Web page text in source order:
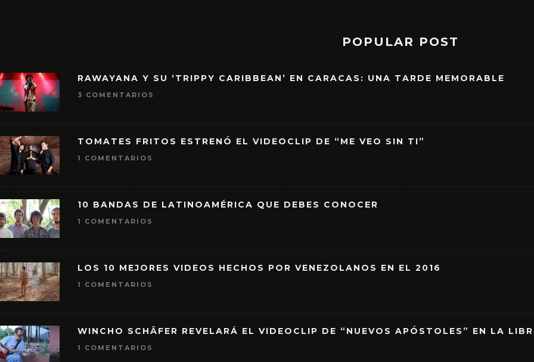
POPULAR POST
RAWAYANA Y SU ‘TRIPPY CARIBBEAN’ EN CARACAS: UNA TARDE MEMORABLE
3 COMENTARIOS
TOMATES FRITOS ESTRENÓ EL VIDEOCLIP DE “ME VEO SIN TI”
1 COMENTARIOS
10 BANDAS DE LATINOAMÉRICA QUE DEBES CONOCER
1 COMENTARIOS
LOS 10 MEJORES VIDEOS HECHOS POR VENEZOLANOS EN EL 2016
1 COMENTARIOS
WINCHO SCHÄFER REVELARÁ EL VIDEOCLIP DE “NUEVOS APÓSTOLES” EN LA
1 COMENTARIOS